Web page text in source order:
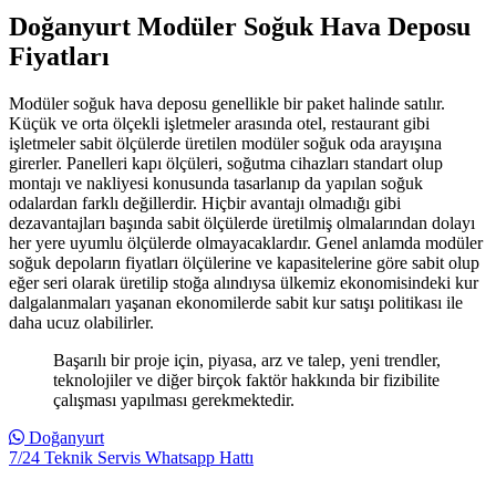
Doğanyurt Modüler Soğuk Hava Deposu
Fiyatları
Modüler soğuk hava deposu genellikle bir paket halinde satılır.
Küçük ve orta ölçekli işletmeler arasında otel, restaurant gibi
işletmeler sabit ölçülerde üretilen modüler soğuk oda arayışına
girerler. Panelleri kapı ölçüleri, soğutma cihazları standart olup
montajı ve nakliyesi konusunda tasarlanıp da yapılan soğuk
odalardan farklı değillerdir. Hiçbir avantajı olmadığı gibi
dezavantajları başında sabit ölçülerde üretilmiş olmalarından dolayı
her yere uyumlu ölçülerde olmayacaklardır. Genel anlamda modüler
soğuk depoların fiyatları ölçülerine ve kapasitelerine göre sabit olup
eğer seri olarak üretilip stoğa alındıysa ülkemiz ekonomisindeki kur
dalgalanmaları yaşanan ekonomilerde sabit kur satışı politikası ile
daha ucuz olabilirler.
Başarılı bir proje için, piyasa, arz ve talep, yeni trendler,
teknolojiler ve diğer birçok faktör hakkında bir fizibilite
çalışması yapılması gerekmektedir.
Doğanyurt
7/24 Teknik Servis Whatsapp Hattı